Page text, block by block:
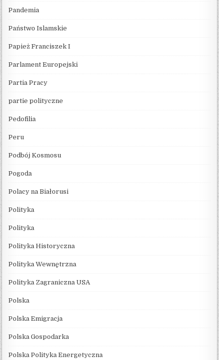
Pandemia
Państwo Islamskie
Papież Franciszek I
Parlament Europejski
Partia Pracy
partie polityczne
Pedofilia
Peru
Podbój Kosmosu
Pogoda
Polacy na Białorusi
Polityka
Polityka
Polityka Historyczna
Polityka Wewnętrzna
Polityka Zagraniczna USA
Polska
Polska Emigracja
Polska Gospodarka
Polska Polityka Energetyczna